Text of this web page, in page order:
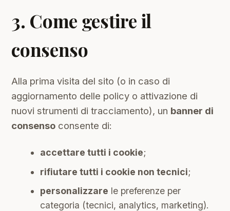
3. Come gestire il
consenso
Alla prima visita del sito (o in caso di
aggiornamento delle policy o attivazione di
nuovi strumenti di tracciamento), un banner di
consenso consente di:
accettare tutti i cookie;
rifiutare tutti i cookie non tecnici;
personalizzare le preferenze per
categoria (tecnici, analytics, marketing).